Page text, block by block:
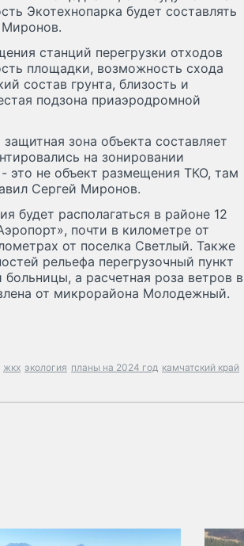
Экотехнопарка будет составлять
Миронов.
станций перегрузки отходов
площадки, возможность схода
состав грунта, близость и
подзона приаэродромной
зона объекта составляет
на зонировании
это не объект размещения ТКО, там
Сергей Миронов.
будет располагаться в районе 12
почти в километре от
от поселка Светлый. Также
рельефа перегрузочный пункт
а расчетная роза ветров в
от микрорайона Молодежный.
жкх экология планы на 2024 год камчатский край